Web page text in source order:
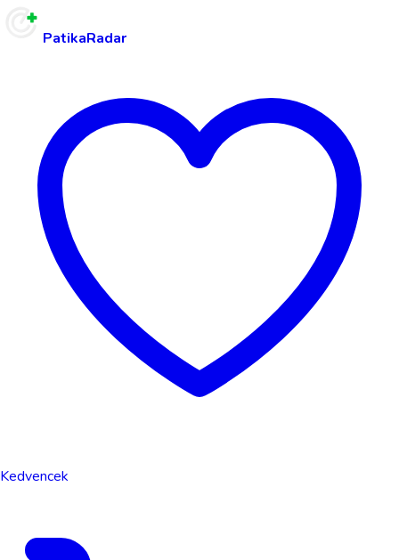
PatikaRadar
Kedvencek